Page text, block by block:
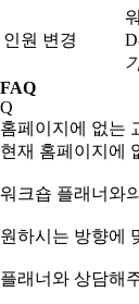
인원 변경
FAQ
Q
홈페이지에 없는
현재 홈페이지에
워크숍 플래너와
원하시는 방향에
플래너와 상담해